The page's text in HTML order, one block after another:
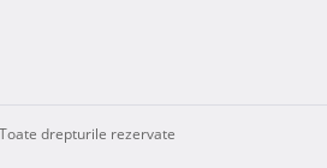
drepturile rezervate